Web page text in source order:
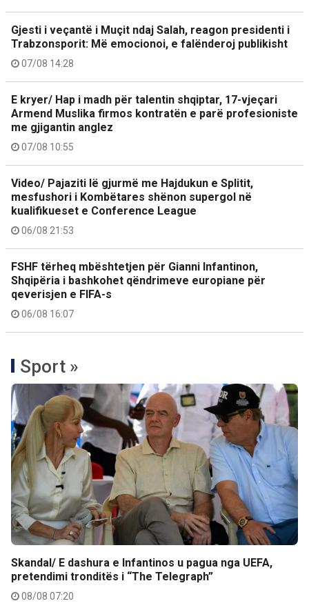
Gjesti i veçantë i Muçit ndaj Salah, reagon presidenti i
Trabzonsporit: Më emocionoi, e falënderoj publikisht
07/08 14:28
E kryer/ Hap i madh për talentin shqiptar, 17-vjeçari
Armend Muslika firmos kontratën e parë profesioniste
me gjigantin anglez
07/08 10:55
Video/ Pajaziti lë gjurmë me Hajdukun e Splitit,
mesfushori i Kombëtares shënon supergol në
kualifikueset e Conference League
06/08 21:53
FSHF tërheq mbështetjen për Gianni Infantinon,
Shqipëria i bashkohet qëndrimeve europiane për
qeverisjen e FIFA-s
06/08 16:07
Sport »
Skandal/ E dashura e Infantinos u pagua nga UEFA,
pretendimi tronditës i “The Telegraph”
08/08 07:20